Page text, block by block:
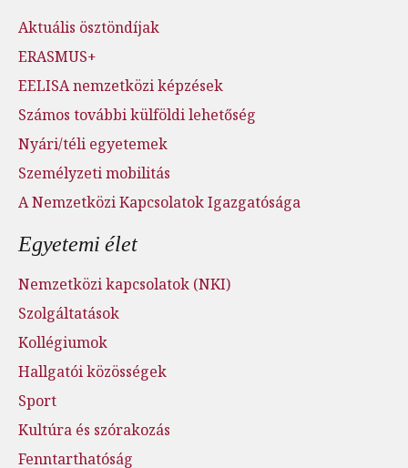
Aktuális ösztöndíjak
ERASMUS+
EELISA nemzetközi képzések
Számos további külföldi lehetőség
Nyári/téli egyetemek
Személyzeti mobilitás
A Nemzetközi Kapcsolatok Igazgatósága
Egyetemi élet
Nemzetközi kapcsolatok (NKI)
Szolgáltatások
Kollégiumok
Hallgatói közösségek
Sport
Kultúra és szórakozás
Fenntarthatóság